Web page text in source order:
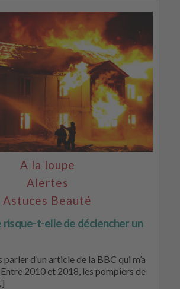
A la loupe
Alertes
Astuces Beauté
t-elle de déclencher un
parler d’un article de la BBC qui m’a
2010 et 2018, les pompiers de